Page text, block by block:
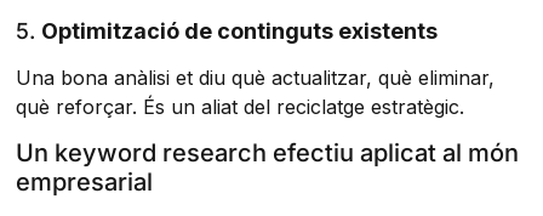
5. Optimització de continguts existents
Una bona anàlisi et diu què actualitzar, què eliminar,
què reforçar. És un aliat del reciclatge estratègic.
Un keyword research efectiu aplicat al món
empresarial